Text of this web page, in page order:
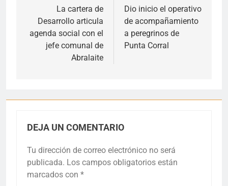
entradas
La cartera de
Desarrollo articula
agenda social con el
jefe comunal de
Abralaite
Dio inicio el operativo
de acompañamiento
a peregrinos de
Punta Corral
DEJA UN COMENTARIO
Tu dirección de correo electrónico no será
publicada. Los campos obligatorios están
marcados con *